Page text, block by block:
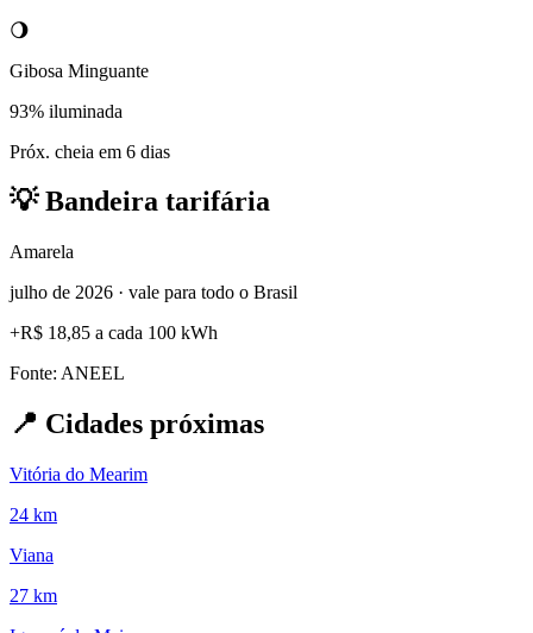
🌖
Gibosa Minguante
93% iluminada
Próx. cheia em 6 dias
💡Bandeira tarifária
Amarela
julho de 2026 · vale para todo o Brasil
+R$ 18,85 a cada 100 kWh
Fonte: ANEEL
📍 Cidades próximas
Vitória do Mearim
24 km
Viana
27 km